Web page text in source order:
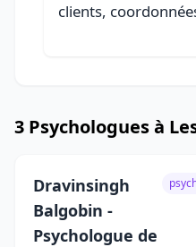
clients,
3 Psychologues à
Dravinsingh
Balgobin -
Psychologue de